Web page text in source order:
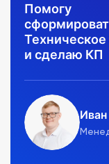
Помогу
и сделаю КП